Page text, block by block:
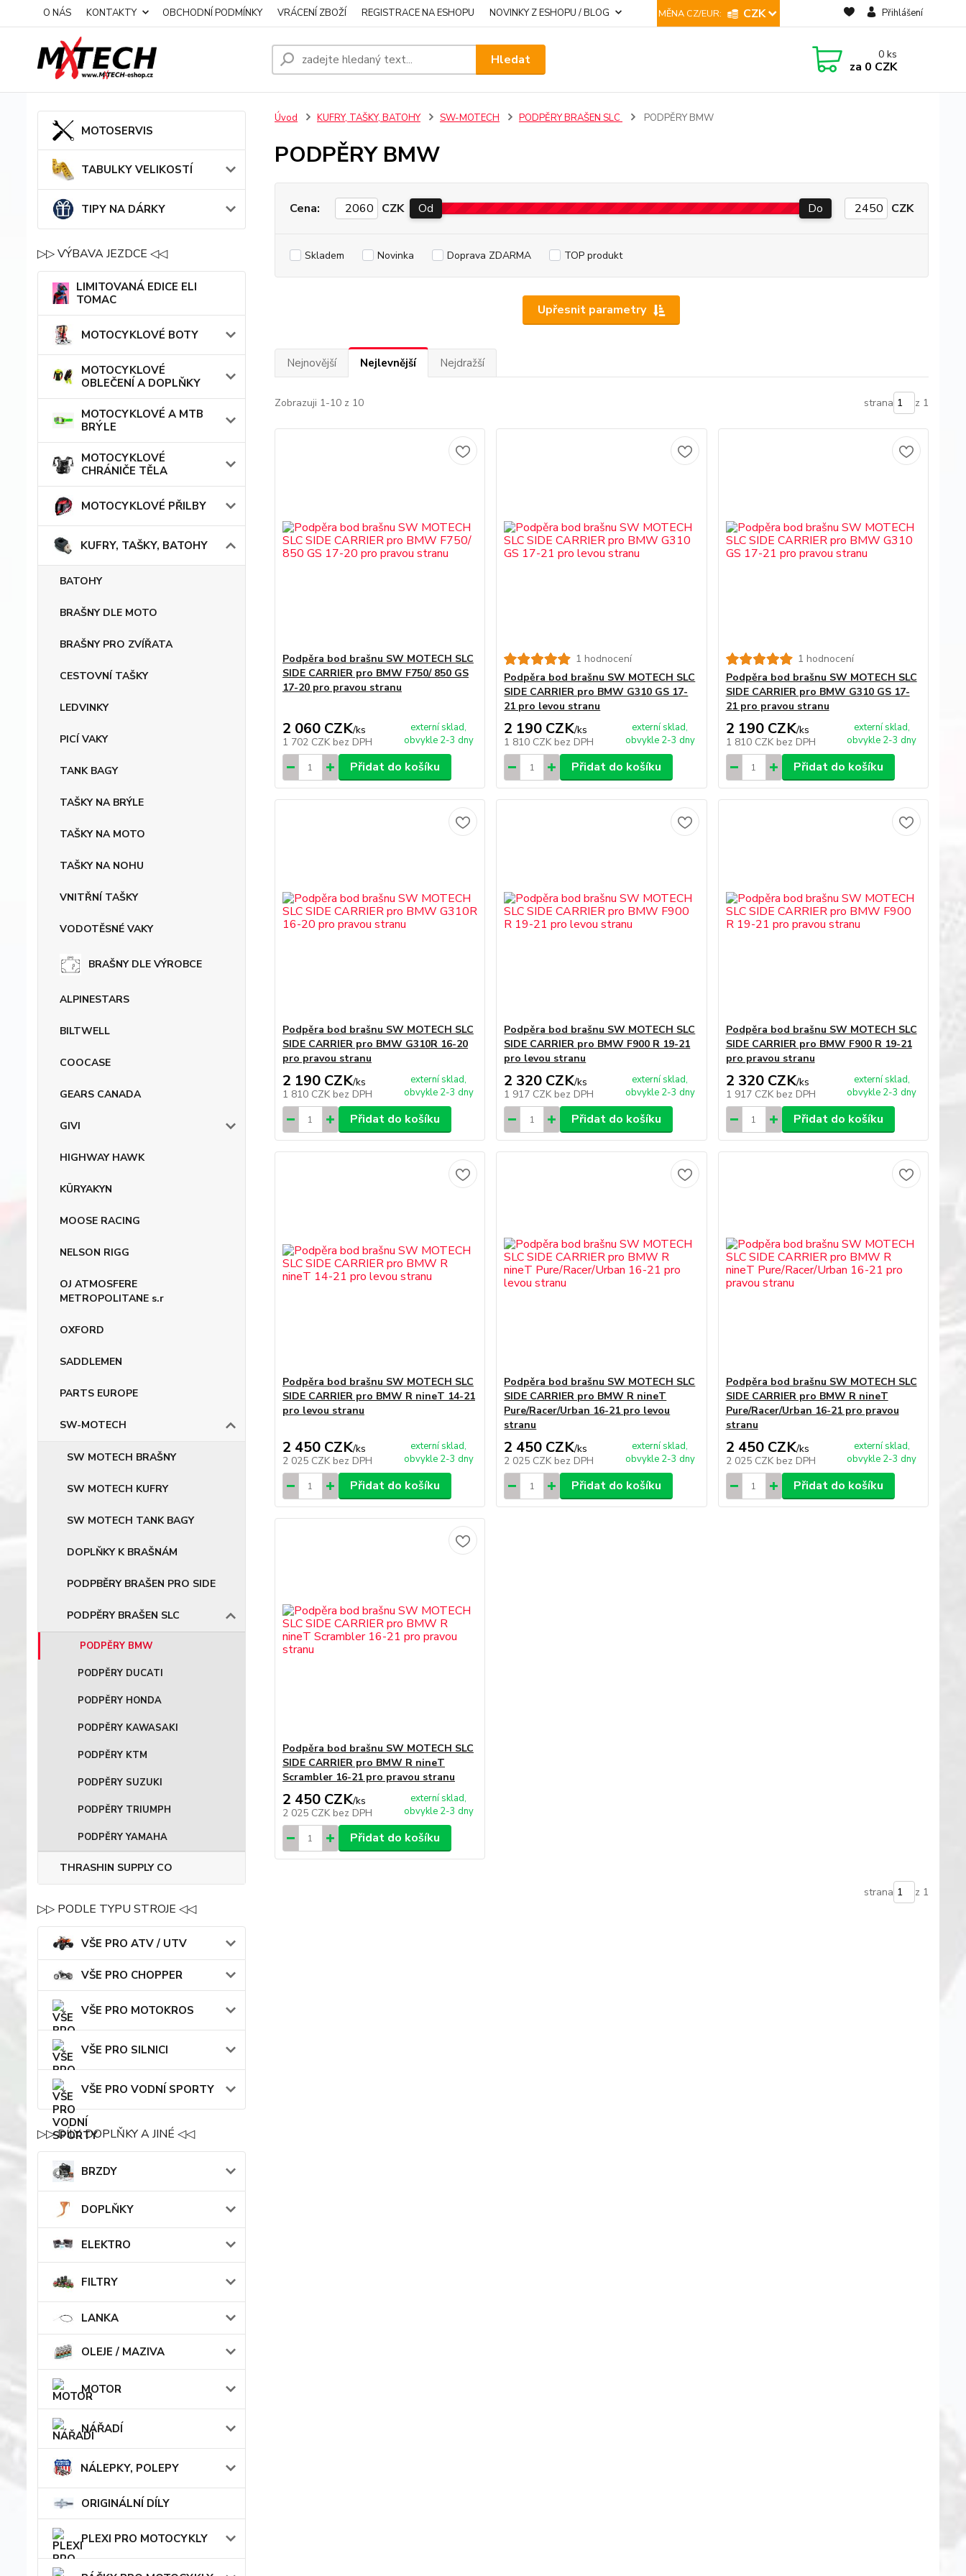
O NÁS KONTAKTY OBCHODNÍ PODMÍNKY VRÁCENÍ ZBOŽÍ REGISTRACE NA ESHOPU NOVINKY Z ESHOPU / BLOG CZK Přihlášení
Hledat 0 ks
za 0 CZK
MOTOSERVIS
TABULKY VELIKOSTÍ
TIPY NA DÁRKY
▷▷ VÝBAVA JEZDCE ◁◁
LIMITOVANÁ EDICE ELI
TOMAC
MOTOCYKLOVÉ BOTY
MOTOCYKLOVÉ
OBLEČENÍ A DOPLŇKY
MOTOCYKLOVÉ A MTB
BRÝLE
MOTOCYKLOVÉ
CHRÁNIČE TĚLA
MOTOCYKLOVÉ PŘILBY
KUFRY, TAŠKY, BATOHY
BATOHY
BRAŠNY DLE MOTO
BRAŠNY PRO ZVÍŘATA
CESTOVNÍ TAŠKY
LEDVINKY
PICÍ VAKY
TANK BAGY
TAŠKY NA BRÝLE
TAŠKY NA MOTO
TAŠKY NA NOHU
VNITŘNÍ TAŠKY
VODOTĚSNÉ VAKY
BRAŠNY DLE VÝROBCE
ALPINESTARS
BILTWELL
COOCASE
GEARS CANADA
GIVI
HIGHWAY HAWK
KÜRYAKYN
MOOSE RACING
NELSON RIGG
OJ ATMOSFERE
METROPOLITANE s.r
OXFORD
SADDLEMEN
PARTS EUROPE
SW-MOTECH
SW MOTECH BRAŠNY
SW MOTECH KUFRY
SW MOTECH TANK BAGY
DOPLŇKY K BRAŠNÁM
PODPBĚRY BRAŠEN PRO SIDE
PODPĚRY BRAŠEN SLC
PODPĚRY BMW
PODPĚRY DUCATI
PODPĚRY HONDA
PODPĚRY KAWASAKI
PODPĚRY KTM
PODPĚRY SUZUKI
PODPĚRY TRIUMPH
PODPĚRY YAMAHA
THRASHIN SUPPLY CO
▷▷ PODLE TYPU STROJE ◁◁
VŠE PRO ATV / UTV
VŠE PRO CHOPPER
VŠE PRO MOTOKROS
VŠE PRO SILNICI
VŠE PRO VODNÍ SPORTY
▷▷ DÍLY, DOPLŇKY A JINÉ ◁◁
BRZDY
DOPLŇKY
ELEKTRO
FILTRY
LANKA
OLEJE / MAZIVA
MOTOR
NÁŘADÍ
NÁLEPKY, POLEPY
ORIGINÁLNÍ DÍLY
PLEXI PRO MOTOCYKLY
Úvod KUFRY, TAŠKY, BATOHY SW-MOTECH PODPĚRY BRAŠEN SLC PODPĚRY BMW
PODPĚRY BMW
Upřesnit parametry
Cena: CZK Od Do CZK
Skladem Novinka Doprava ZDARMA TOP produkt
Nejnovější Nejlevnější Nejdražší
Zobrazuji 1-10 z 10 strana z 1
Podpěra bod brašnu SW MOTECH SLC
SIDE CARRIER pro BMW F750/ 850 GS
17-20 pro pravou stranu
2 060 CZK/ks
1 702 CZK bez DPH
externí sklad,
obvykle 2-3 dny
Přidat do košíku
1 hodnocení
Podpěra bod brašnu SW MOTECH SLC
SIDE CARRIER pro BMW G310 GS 17-
21 pro levou stranu
2 190 CZK/ks
1 810 CZK bez DPH
externí sklad,
obvykle 2-3 dny
Přidat do košíku
1 hodnocení
Podpěra bod brašnu SW MOTECH SLC
SIDE CARRIER pro BMW G310 GS 17-
21 pro pravou stranu
2 190 CZK/ks
1 810 CZK bez DPH
externí sklad,
obvykle 2-3 dny
Přidat do košíku
Podpěra bod brašnu SW MOTECH SLC
SIDE CARRIER pro BMW G310R 16-20
pro pravou stranu
2 190 CZK/ks
1 810 CZK bez DPH
externí sklad,
obvykle 2-3 dny
Přidat do košíku
Podpěra bod brašnu SW MOTECH SLC
SIDE CARRIER pro BMW F900 R 19-21
pro levou stranu
2 320 CZK/ks
1 917 CZK bez DPH
externí sklad,
obvykle 2-3 dny
Přidat do košíku
Podpěra bod brašnu SW MOTECH SLC
SIDE CARRIER pro BMW F900 R 19-21
pro pravou stranu
2 320 CZK/ks
1 917 CZK bez DPH
externí sklad,
obvykle 2-3 dny
Přidat do košíku
Podpěra bod brašnu SW MOTECH SLC
SIDE CARRIER pro BMW R nineT 14-21
pro levou stranu
2 450 CZK/ks
2 025 CZK bez DPH
externí sklad,
obvykle 2-3 dny
Přidat do košíku
Podpěra bod brašnu SW MOTECH SLC
SIDE CARRIER pro BMW R nineT
Pure/Racer/Urban 16-21 pro levou
stranu
2 450 CZK/ks
2 025 CZK bez DPH
externí sklad,
obvykle 2-3 dny
Přidat do košíku
Podpěra bod brašnu SW MOTECH SLC
SIDE CARRIER pro BMW R nineT
Pure/Racer/Urban 16-21 pro pravou
stranu
2 450 CZK/ks
2 025 CZK bez DPH
externí sklad,
obvykle 2-3 dny
Přidat do košíku
Podpěra bod brašnu SW MOTECH SLC
SIDE CARRIER pro BMW R nineT
Scrambler 16-21 pro pravou stranu
2 450 CZK/ks
2 025 CZK bez DPH
externí sklad,
obvykle 2-3 dny
Přidat do košíku
strana z 1